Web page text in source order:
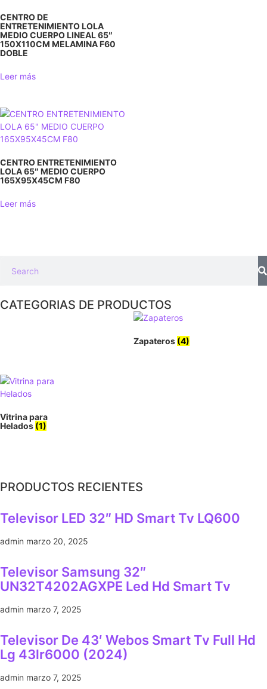
CENTRO DE
ENTRETENIMIENTO LOLA
MEDIO CUERPO LINEAL 65″
150X110CM MELAMINA F60
DOBLE
Leer más
CENTRO ENTRETENIMIENTO
LOLA 65″ MEDIO CUERPO
165X95X45CM F80
Leer más
CATEGORIAS DE PRODUCTOS
Zapateros (4)
Vitrina para
Helados (1)
PRODUCTOS RECIENTES
Televisor LED 32″ HD Smart Tv LQ600
admin marzo 20, 2025
Televisor Samsung 32″
UN32T4202AGXPE Led Hd Smart Tv
admin marzo 7, 2025
Televisor De 43′ Webos Smart Tv Full Hd
Lg 43lr6000 (2024)
admin marzo 7, 2025